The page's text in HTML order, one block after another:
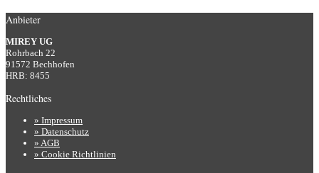
Anbieter
MIREY UG
Rohrbach 22
91572 Bechhofen
HRB: 8455
Rechtliches
» Impressum
» Datenschutz
» AGB
» Cookie Richtlinien